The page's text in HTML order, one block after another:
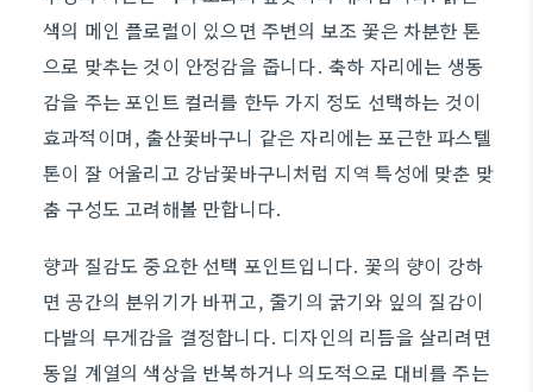
색의 메인 플로럴이 있으면 주변의 보조 꽃은 차분한 톤
으로 맞추는 것이 안정감을 줍니다. 축하 자리에는 생동
감을 주는 포인트 컬러를 한두 가지 정도 선택하는 것이
효과적이며, 출산꽃바구니 같은 자리에는 포근한 파스텔
톤이 잘 어울리고 강남꽃바구니처럼 지역 특성에 맞춘 맞
춤 구성도 고려해볼 만합니다.
향과 질감도 중요한 선택 포인트입니다. 꽃의 향이 강하
면 공간의 분위기가 바뀌고, 줄기의 굵기와 잎의 질감이
다발의 무게감을 결정합니다. 디자인의 리듬을 살리려면
동일 계열의 색상을 반복하거나 의도적으로 대비를 주는